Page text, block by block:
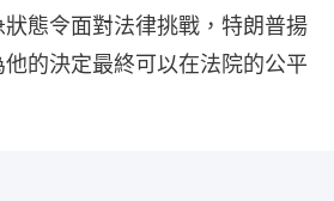
態令面對法律挑戰，特朗普揚
的決定最終可以在法院的公平